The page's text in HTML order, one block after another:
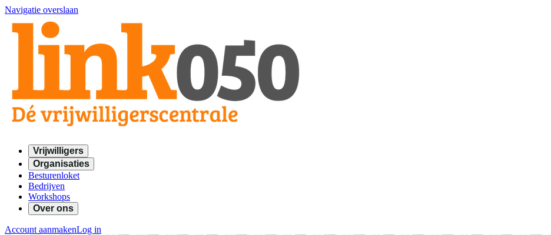
Navigatie overslaan
Vrijwilligers
Organisaties
Besturenloket
Bedrijven
Workshops
Over ons
Account aanmakenLog in